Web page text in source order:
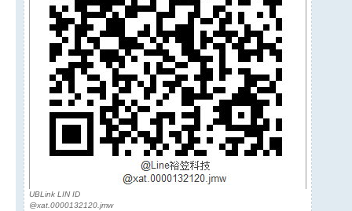
UBLink LIN ID
@xat.0000132120.jmw